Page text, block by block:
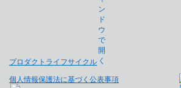
プロダクトライフサイクル
個人情報保護法に基づく公表事項